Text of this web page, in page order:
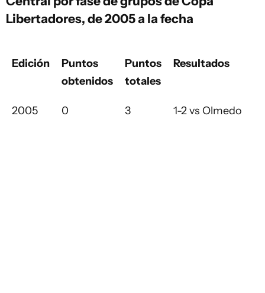
Libertadores, de 2005 a la fecha
Edición
Puntos
obtenidos
Puntos
totales
Resultados
2005 0 3 1-2 vs Olmedo